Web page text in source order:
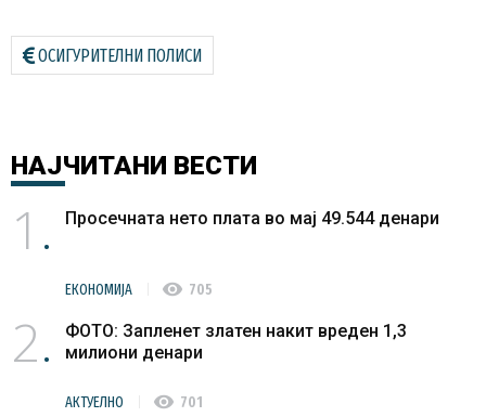
ОСИГУРИТЕЛНИ ПОЛИСИ
НАЈЧИТАНИ ВЕСТИ
1 Просечната нето плата во мај 49.544 денари
ЕКОНОМИЈА visibility 705
2
ФОТО: Запленет златен накит вреден 1,3
милиони денари
АКТУЕЛНО visibility 701